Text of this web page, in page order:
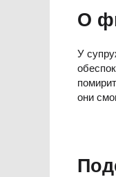
О
У
они